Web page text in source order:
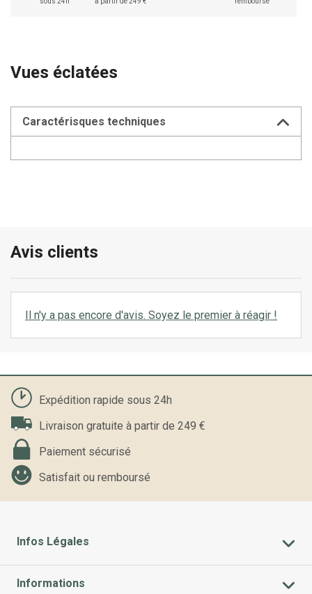
Vues éclatées
Caractérisques techniques
Avis clients
Il n'y a pas encore d'avis. Soyez le premier à réagir !
Expédition rapide sous 24h
Livraison gratuite à partir de 249 €
Paiement sécurisé
Satisfait ou remboursé
Infos Légales
Informations